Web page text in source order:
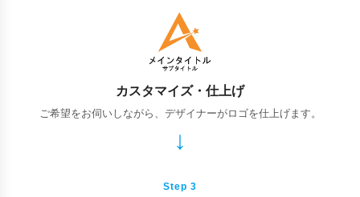
カスタマイズ・仕上げ
ご希望をお伺いしながら、デザイナーがロゴを仕上げます。
Step 3